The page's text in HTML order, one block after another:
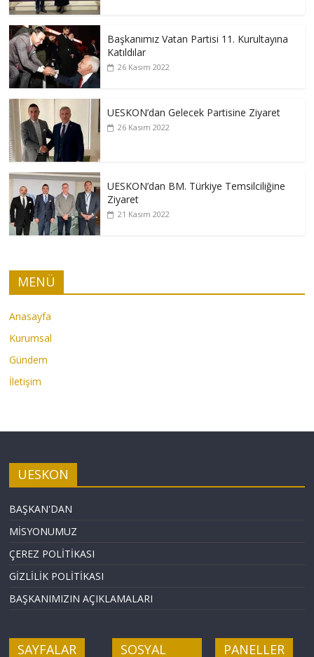
Başkanımız Vatan Partisi 11. Kurultayına
Katıldılar
26 Kasım 2022
UESKON’dan Gelecek Partisine Ziyaret
26 Kasım 2022
UESKON’dan BM. Türkiye Temsilciliğine
Ziyaret
21 Kasım 2022
MENÜ
Anasayfa
Kurumsal
Gündem
İletişim
UESKON
BAŞKAN'DAN
MİSYONUMUZ
ÇEREZ POLİTİKASI
GİZLİLİK POLİTİKASI
BAŞKANIMIZIN AÇIKLAMALARI
SAYFALAR
SOSYAL
PANELLER